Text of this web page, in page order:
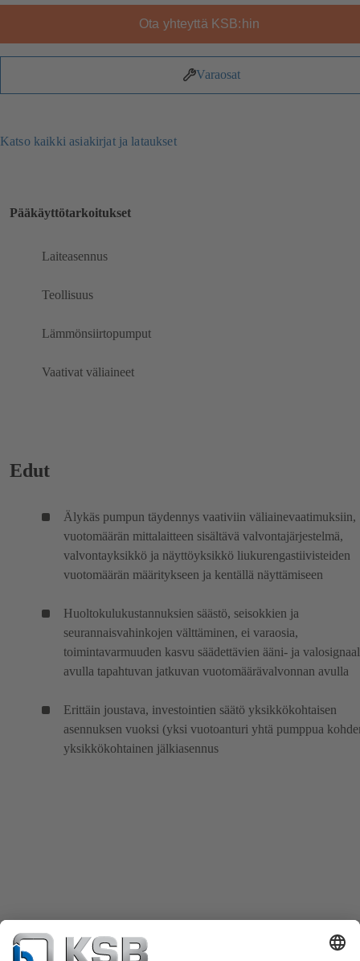
Ota yhteyttä KSB:hin
Varaosat
Katso kaikki asiakirjat ja lataukset
Pääkäyttötarkoitukset
Laiteasennus
Teollisuus
Lämmönsiirtopumput
Vaativat väliaineet
Edut
Älykäs pumpun täydennys vaativiin väliainevaatimuksiin,
vuotomäärän mittalaitteen sisältävä valvontajärjestelmä,
valvontayksikkö ja näyttöyksikkö liukurengastiivisteiden
vuotomäärän määritykseen ja kentällä näyttämiseen
Huoltokulukustannuksien säästö, seisokkien ja
seurannaisvahinkojen välttäminen, ei varaosia,
toimintavarmuuden kasvu säädettävien ääni- ja
avulla tapahtuvan jatkuvan vuotomäärävalvonnan avulla
Erittäin joustava, investointien säätö yksikkökohtaisen
asennuksen vuoksi (yksi vuotoanturi yhtä pumppua
yksikkökohtainen jälkiasennus